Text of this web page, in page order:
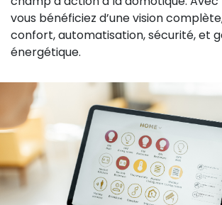
vous bénéficiez d’une vision
confort, automatisation, sécurité, et
énergétique.